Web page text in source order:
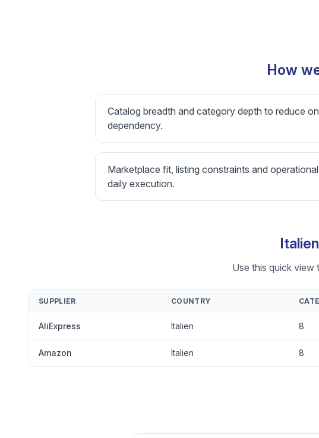
How
Catalog breadth and category depth to reduce
dependency.
Marketplace fit, listing constraints and
daily execution.
Use this quick view
SUPPLIER COUNTRY
AliExpress Italien 8
Amazon Italien 8